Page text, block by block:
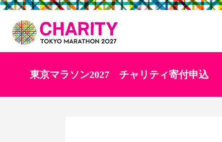
東京マラソン2027 チャリティ寄付申込